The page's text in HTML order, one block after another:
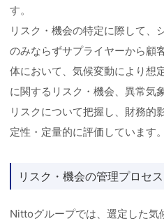
す。
リスク・機会の特定に際して、
のみならずサプライヤーから顧
体において、気候変動により想
に関するリスク・機会、異常気
リスクについて把握し、財務的
定性・定量的に評価しています。
リスク・機会の管理プロセス
Nittoグループでは、選定した気